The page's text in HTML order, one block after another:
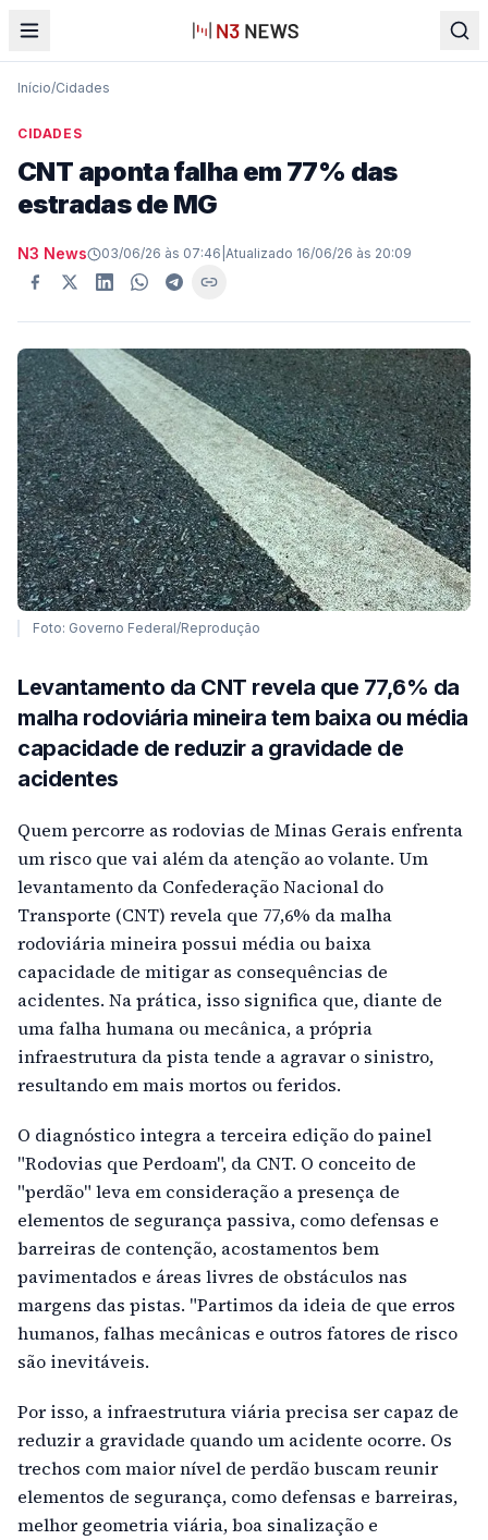
Início/Cidades
CIDADES
CNT aponta falha em 77% das
estradas de MG
N3 News 03/06/26 às 07:46 Atualizado 16/06/26 às 20:09
Foto: Governo Federal/Reprodução
Levantamento da CNT revela que 77,6% da
malha rodoviária mineira tem baixa ou média
capacidade de reduzir a gravidade de
acidentes
Quem percorre as rodovias de Minas Gerais enfrenta
um risco que vai além da atenção ao volante. Um
levantamento da Confederação Nacional do
Transporte (CNT) revela que 77,6% da malha
rodoviária mineira possui média ou baixa
capacidade de mitigar as consequências de
acidentes. Na prática, isso significa que, diante de
uma falha humana ou mecânica, a própria
infraestrutura da pista tende a agravar o sinistro,
resultando em mais mortos ou feridos.
O diagnóstico integra a terceira edição do painel
"Rodovias que Perdoam", da CNT. O conceito de
"perdão" leva em consideração a presença de
elementos de segurança passiva, como defensas e
barreiras de contenção, acostamentos bem
pavimentados e áreas livres de obstáculos nas
margens das pistas. "Partimos da ideia de que erros
humanos, falhas mecânicas e outros fatores de risco
são inevitáveis.
Por isso, a infraestrutura viária precisa ser capaz de
reduzir a gravidade quando um acidente ocorre. Os
trechos com maior nível de perdão buscam reunir
elementos de segurança, como defensas e barreiras,
melhor geometria viária, boa sinalização e